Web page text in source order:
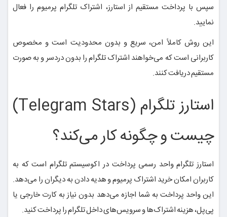
سپس با پرداخت مستقیم از استارز، اشتراک تلگرام پرمیوم را فعال
نمایید.
این روش کاملاً امن، سریع و بدون محدودیت است و مخصوص
کاربرانی است که می‌خواهند اشتراک تلگرام را بدون دردسر و به صورت
مستقیم دریافت کنند.
استارز تلگرام (Telegram Stars)
چیست و چگونه کار می‌کند؟
استارز تلگرام واحد رسمی پرداخت در اکوسیستم تلگرام است که به
کاربران امکان خرید اشتراک پرمیوم و هدیه دادن به دیگران را می‌دهد.
این واحد پرداخت به شما اجازه می‌دهد بدون نیاز به کارت خارجی یا
پی‌پل، هزینه اشتراک‌ها و سرویس‌های داخل تلگرام را پرداخت کنید.